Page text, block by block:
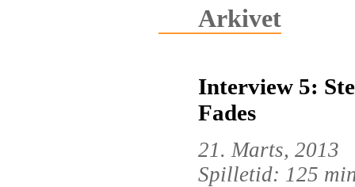
Arkivet
Interview 5:
Fades
21. Marts, 2013
Spilletid: 125